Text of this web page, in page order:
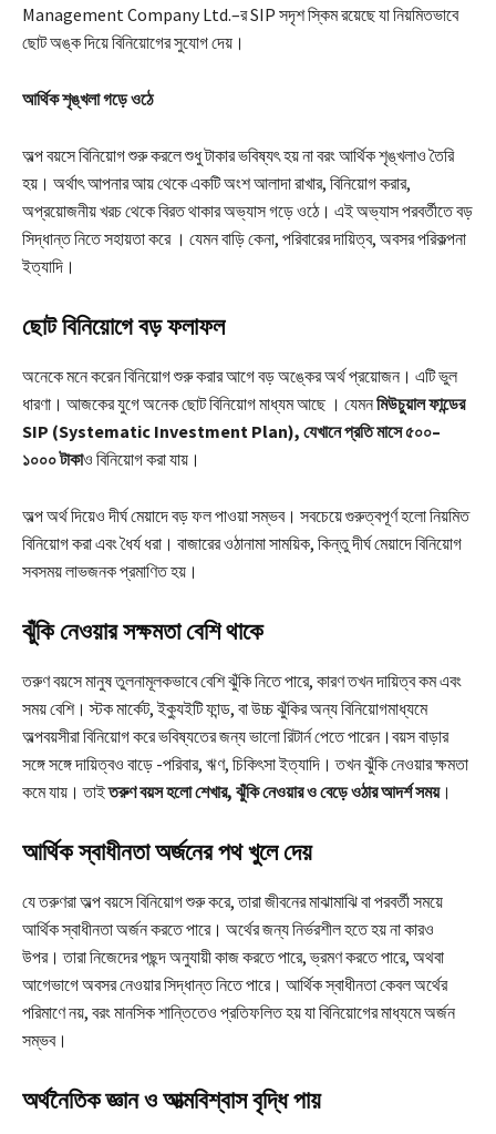
Management Company Ltd.–র SIP সদৃশ স্কিম রয়েছে যা নিয়মিতভাবে
ছোট অঙ্ক দিয়ে বিনিয়োগের সুযোগ দেয়।
আর্থিক শৃঙ্খলা গড়ে ওঠে
অল্প বয়সে বিনিয়োগ শুরু করলে শুধু টাকার ভবিষ্যৎ হয় না বরং আর্থিক শৃঙ্খলাও তৈরি
হয়। অর্থাৎ আপনার আয় থেকে একটি অংশ আলাদা রাখার, বিনিয়োগ করার,
অপ্রয়োজনীয় খরচ থেকে বিরত থাকার অভ্যাস গড়ে ওঠে। এই অভ্যাস পরবর্তীতে বড়
সিদ্ধান্ত নিতে সহায়তা করে । যেমন বাড়ি কেনা, পরিবারের দায়িত্ব, অবসর পরিকল্পনা
ইত্যাদি।
ছোট বিনিয়োগে বড় ফলাফল
অনেকে মনে করেন বিনিয়োগ শুরু করার আগে বড় অঙ্কের অর্থ প্রয়োজন। এটি ভুল
ধারণা। আজকের যুগে অনেক ছোট বিনিয়োগ মাধ্যম আছে । যেমনমিউচুয়াল ফান্ডের
SIP (Systematic Investment Plan), যেখানে প্রতি মাসে ৫০০–
১০০০ টাকাও বিনিয়োগ করা যায়।
অল্প অর্থ দিয়েও দীর্ঘ মেয়াদে বড় ফল পাওয়া সম্ভব। সবচেয়ে গুরুত্বপূর্ণ হলো নিয়মিত
বিনিয়োগ করা এবং ধৈর্য ধরা। বাজারের ওঠানামা সাময়িক, কিন্তু দীর্ঘ মেয়াদে বিনিয়োগ
সবসময় লাভজনক প্রমাণিত হয়।
ঝুঁকি নেওয়ার সক্ষমতা বেশি থাকে
তরুণ বয়সে মানুষ তুলনামূলকভাবে বেশি ঝুঁকি নিতে পারে, কারণ তখন দায়িত্ব কম এবং
সময় বেশি। স্টক মার্কেট, ইক্যুইটি ফান্ড, বা উচ্চ ঝুঁকির অন্য বিনিয়োগমাধ্যমে
অল্পবয়সীরা বিনিয়োগ করে ভবিষ্যতের জন্য ভালো রিটার্ন পেতে পারেন।বয়স বাড়ার
সঙ্গে সঙ্গে দায়িত্বও বাড়ে -পরিবার, ঋণ, চিকিৎসা ইত্যাদি। তখন ঝুঁকি নেওয়ার ক্ষমতা
কমে যায়। তাইতরুণ বয়স হলো শেখার, ঝুঁকি নেওয়ার ও বেড়ে ওঠার আদর্শ সময়।
আর্থিক স্বাধীনতা অর্জনের পথ খুলে দেয়
যে তরুণরা অল্প বয়সে বিনিয়োগ শুরু করে, তারা জীবনের মাঝামাঝি বা পরবর্তী সময়ে
আর্থিক স্বাধীনতা অর্জন করতে পারে। অর্থের জন্য নির্ভরশীল হতে হয় না কারও
উপর। তারা নিজেদের পছন্দ অনুযায়ী কাজ করতে পারে, ভ্রমণ করতে পারে, অথবা
আগেভাগে অবসর নেওয়ার সিদ্ধান্ত নিতে পারে। আর্থিক স্বাধীনতা কেবল অর্থের
পরিমাণে নয়, বরং মানসিক শান্তিতেও প্রতিফলিত হয় যা বিনিয়োগের মাধ্যমে অর্জন
সম্ভব।
অর্থনৈতিক জ্ঞান ও আত্মবিশ্বাস বৃদ্ধি পায়